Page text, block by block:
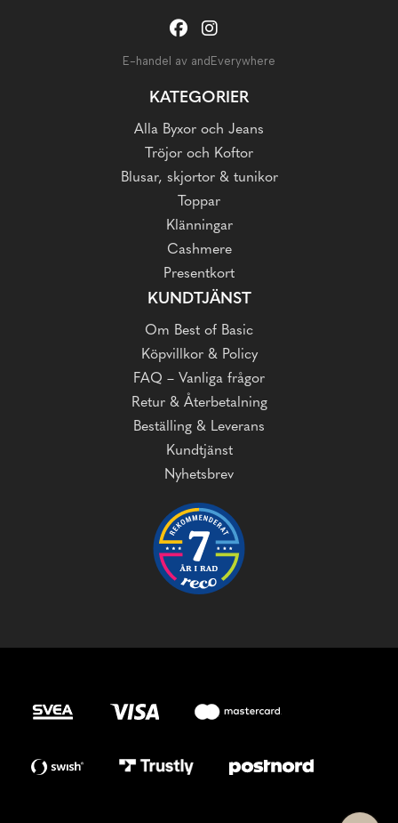
E-handel av andEverywhere
KATEGORIER
Alla Byxor och Jeans
Tröjor och Koftor
Blusar, skjortor & tunikor
Toppar
Klänningar
Cashmere
Presentkort
KUNDTJÄNST
Om Best of Basic
Köpvillkor & Policy
FAQ – Vanliga frågor
Retur & Återbetalning
Beställing & Leverans
Kundtjänst
Nyhetsbrev